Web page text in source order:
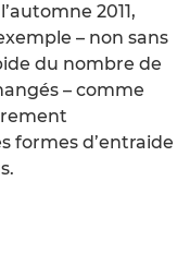
2011,
– non sans
du nombre de
– comme
formes d’entraide